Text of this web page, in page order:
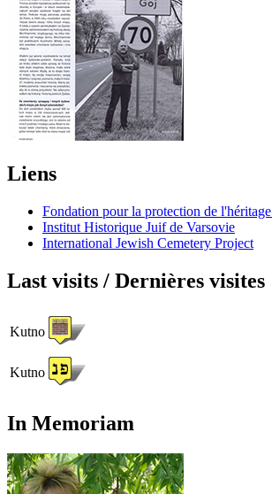
Liens
Fondation pour la protection de
Institut Historique Juif de Varsovie
International Jewish Cemetery Project
Last visits / Dernières visites
Kutno
Kutno
In Memoriam